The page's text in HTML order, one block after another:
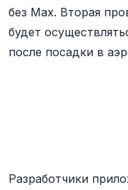
без Max. Вторая
будет
после посадки в
Разработчики